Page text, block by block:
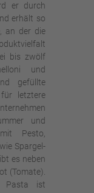
er durch
erhält so
an der die
bis zwölf
und
gefüllte
für letztere
und
Pesto,
Spargel-
es neben
(Tomate).
Pasta ist